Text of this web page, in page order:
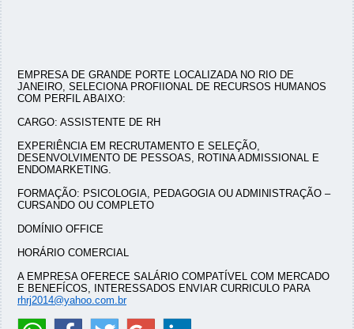
EMPRESA DE GRANDE PORTE LOCALIZADA NO RIO DE
JANEIRO, SELECIONA PROFIIONAL DE RECURSOS HUMANOS
COM PERFIL ABAIXO:
CARGO: ASSISTENTE DE RH
EXPERIÊNCIA EM RECRUTAMENTO E SELEÇÃO,
DESENVOLVIMENTO DE PESSOAS, ROTINA ADMISSIONAL E
ENDOMARKETING.
FORMAÇÃO: PSICOLOGIA, PEDAGOGIA OU ADMINISTRAÇÃO –
CURSANDO OU COMPLETO
DOMÍNIO OFFICE
HORÁRIO COMERCIAL
A EMPRESA OFERECE SALÁRIO COMPATÍVEL COM MERCADO
E BENEFÍCOS, INTERESSADOS ENVIAR CURRICULO PARA
rhrj2014@yahoo.com.br